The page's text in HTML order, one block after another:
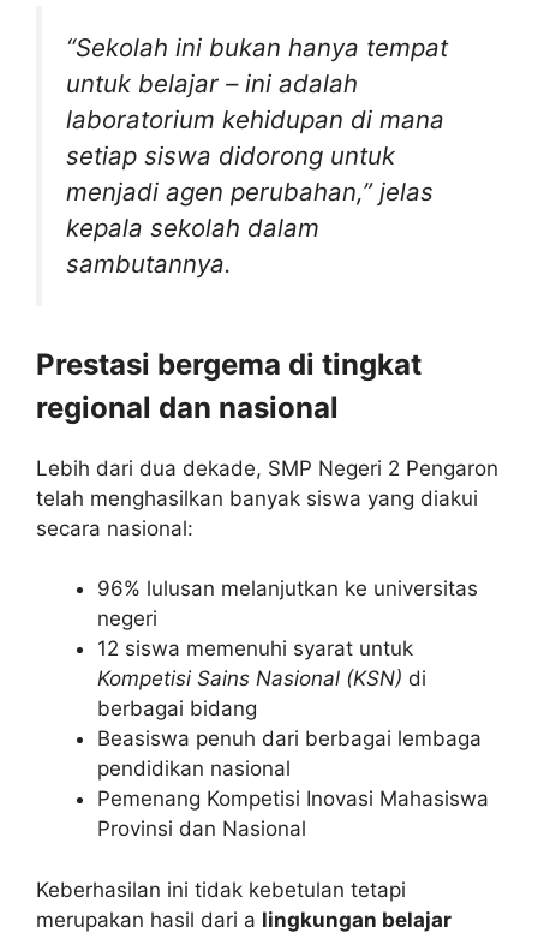
“Sekolah ini bukan hanya tempat
untuk belajar – ini adalah
laboratorium kehidupan di mana
setiap siswa didorong untuk
menjadi agen perubahan,” jelas
kepala sekolah dalam
sambutannya.
Prestasi bergema di tingkat
regional dan nasional
Lebih dari dua dekade, SMP Negeri 2 Pengaron
telah menghasilkan banyak siswa yang diakui
secara nasional:
96% lulusan melanjutkan ke universitas
negeri
12 siswa memenuhi syarat untuk
Kompetisi Sains Nasional (KSN) di
berbagai bidang
Beasiswa penuh dari berbagai lembaga
pendidikan nasional
Pemenang Kompetisi Inovasi Mahasiswa
Provinsi dan Nasional
Keberhasilan ini tidak kebetulan tetapi
merupakan hasil dari a lingkungan belajar